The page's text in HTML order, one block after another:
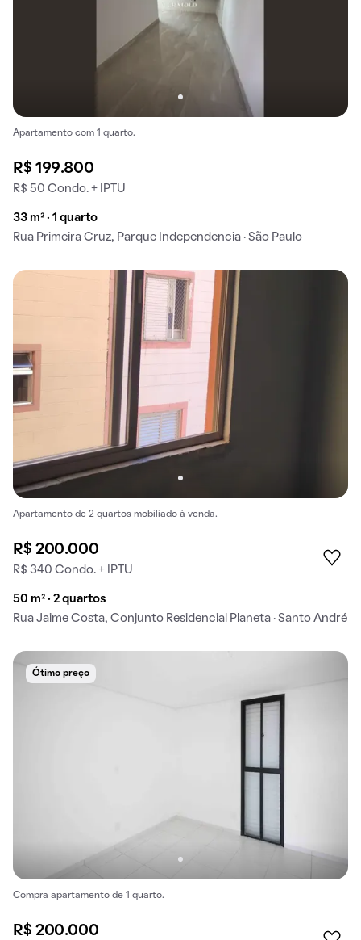
Apartamento com 1 quarto.
R$ 199.800
R$ 50 Condo. + IPTU
33 m² · 1 quarto
Rua Primeira Cruz, Parque Independencia · São Paulo
Apartamento de 2 quartos mobiliado à venda.
R$ 200.000
R$ 340 Condo. + IPTU
50 m² · 2 quartos
Rua Jaime Costa, Conjunto Residencial Planeta · Santo André
Ótimo preço
Compra apartamento de 1 quarto.
R$ 200.000